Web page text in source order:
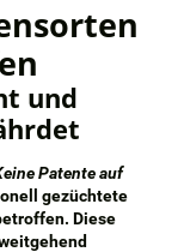
und
Patente auf
gezüchtete
Diese